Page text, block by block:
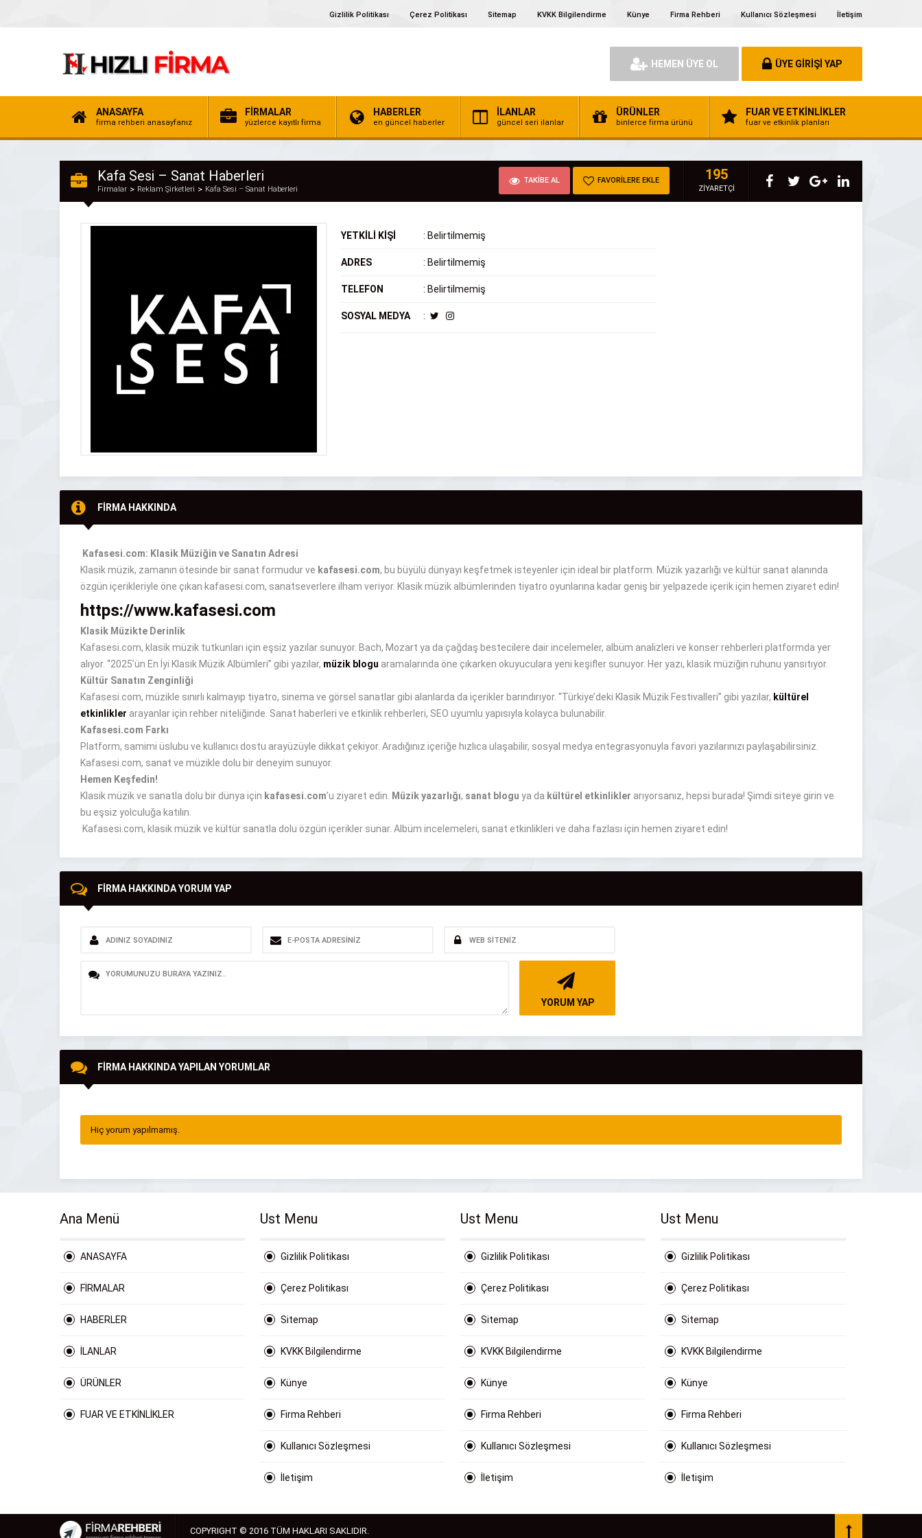
Gizlilik Politikası Çerez Politikası Sitemap KVKK Bilgilendirme Künye Firma Rehberi Kullanıcı Sözleşmesi İletişim
HEMEN ÜYE OL ÜYE GİRİŞİ YAP
ANASAYFA
firma rehberi anasayfanız
FİRMALAR
yüzlerce kayıtlı firma
HABERLER
en güncel haberler
İLANLAR
güncel seri ilanlar
ÜRÜNLER
binlerce firma ürünü
FUAR VE ETKİNLİKLER
fuar ve etkinlik planları
Kafa Sesi – Sanat Haberleri
Firmalar Reklam Şirketleri Kafa Sesi – Sanat Haberleri
TAKİBE AL FAVORİLERE EKLE 195
ZİYARETÇİ
YETKİLİ KİŞİ : Belirtilmemiş
ADRES : Belirtilmemiş
TELEFON : Belirtilmemiş
SOSYAL MEDYA :
FİRMA HAKKINDA
Kafasesi.com: Klasik Müziğin ve Sanatın Adresi
Klasik müzik, zamanın ötesinde bir sanat formudur ve kafasesi.com, bu büyülü dünyayı keşfetmek isteyenler için ideal bir platform. Müzik yazarlığı ve kültür sanat alanında
özgün içerikleriyle öne çıkan kafasesi.com, sanatseverlere ilham veriyor. Klasik müzik albümlerinden tiyatro oyunlarına kadar geniş bir yelpazede içerik için hemen ziyaret edin!
https://www.kafasesi.com
Klasik Müzikte Derinlik
Kafasesi.com, klasik müzik tutkunları için eşsiz yazılar sunuyor. Bach, Mozart ya da çağdaş bestecilere dair incelemeler, albüm analizleri ve konser rehberleri platformda yer
alıyor. “2025’ün En İyi Klasik Müzik Albümleri” gibi yazılar, müzik blogu aramalarında öne çıkarken okuyuculara yeni keşifler sunuyor. Her yazı, klasik müziğin ruhunu yansıtıyor.
Kültür Sanatın Zenginliği
Kafasesi.com, müzikle sınırlı kalmayıp tiyatro, sinema ve görsel sanatlar gibi alanlarda da içerikler barındırıyor. “Türkiye’deki Klasik Müzik Festivalleri” gibi yazılar, kültürel
etkinlikler arayanlar için rehber niteliğinde. Sanat haberleri ve etkinlik rehberleri, SEO uyumlu yapısıyla kolayca bulunabilir.
Kafasesi.com Farkı
Platform, samimi üslubu ve kullanıcı dostu arayüzüyle dikkat çekiyor. Aradığınız içeriğe hızlıca ulaşabilir, sosyal medya entegrasyonuyla favori yazılarınızı paylaşabilirsiniz.
Kafasesi.com, sanat ve müzikle dolu bir deneyim sunuyor.
Hemen Keşfedin!
Klasik müzik ve sanatla dolu bir dünya için kafasesi.com’u ziyaret edin. Müzik yazarlığı, sanat blogu ya da kültürel etkinlikler arıyorsanız, hepsi burada! Şimdi siteye girin ve
bu eşsiz yolculuğa katılın.
Kafasesi.com, klasik müzik ve kültür sanatla dolu özgün içerikler sunar. Albüm incelemeleri, sanat etkinlikleri ve daha fazlası için hemen ziyaret edin!
FİRMA HAKKINDA YORUM YAP
YORUM YAP
FİRMA HAKKINDA YAPILAN YORUMLAR
Hiç yorum yapılmamış.
Ana Menü
ANASAYFA
FİRMALAR
HABERLER
İLANLAR
ÜRÜNLER
FUAR VE ETKİNLİKLER
Ust Menu
Gizlilik Politikası
Çerez Politikası
Sitemap
KVKK Bilgilendirme
Künye
Firma Rehberi
Kullanıcı Sözleşmesi
İletişim
Ust Menu
Gizlilik Politikası
Çerez Politikası
Sitemap
KVKK Bilgilendirme
Künye
Firma Rehberi
Kullanıcı Sözleşmesi
İletişim
Ust Menu
Gizlilik Politikası
Çerez Politikası
Sitemap
KVKK Bilgilendirme
Künye
Firma Rehberi
Kullanıcı Sözleşmesi
İletişim
COPYRIGHT © 2016 TÜM HAKLARI SAKLIDIR.